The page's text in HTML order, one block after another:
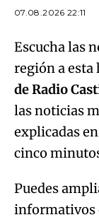
07.08.2026 22:11
Escucha las
región a esta
de Radio
las noticias
explicadas
cinco
Puedes
informativos